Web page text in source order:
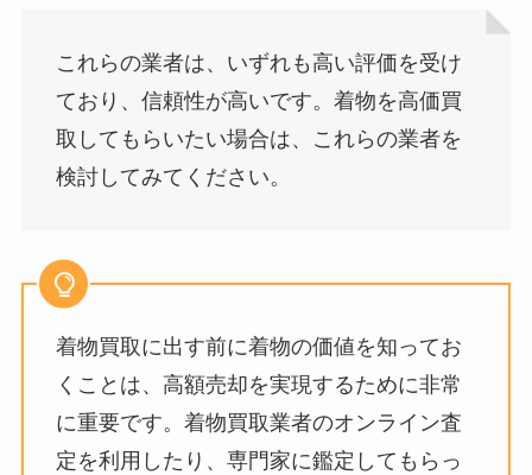
これらの業者は、いずれも高い評価を受け
ており、信頼性が高いです。着物を高価買
取してもらいたい場合は、これらの業者を
検討してみてください。
着物買取に出す前に着物の価値を知ってお
くことは、高額売却を実現するために非常
に重要です。着物買取業者のオンライン査
定を利用したり、専門家に鑑定してもらっ